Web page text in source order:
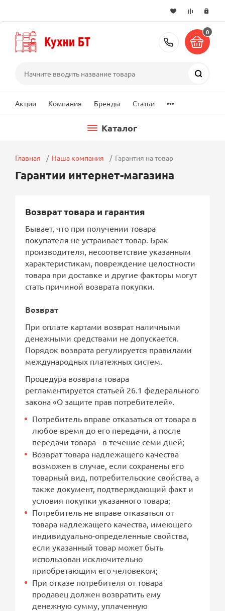
+7 (495)
0
Акции Компания Бренды Статьи ...
Каталог
Главная Наша компания Гарантия на товар
Гарантии интернет-магазина
Возврат товара и гарантия
Бывает, что при получении товара
покупателя не устраивает товар. Брак
производителя, несоответствие указанным
характеристикам, повреждение целостности
товара при доставке и другие факторы могут
стать причиной возврата покупки.
Возврат
При оплате картами возврат наличными
денежными средствами не допускается.
Порядок возврата регулируется правилами
международных платежных систем.
Процедура возврата товара
регламентируется статьей 26.1 федерального
закона «О защите прав потребителей».
Потребитель вправе отказаться от товара в
любое время до его передачи, а после
передачи товара - в течение семи дней;
Возврат товара надлежащего качества
возможен в случае, если сохранены его
товарный вид, потребительские свойства, а
также документ, подтверждающий факт и
условия покупки указанного товара;
Потребитель не вправе отказаться от
товара надлежащего качества, имеющего
индивидуально-определенные свойства,
если указанный товар может быть
использован исключительно
приобретающим его человеком;
При отказе потребителя от товара
продавец должен возвратить ему
денежную сумму, уплаченную